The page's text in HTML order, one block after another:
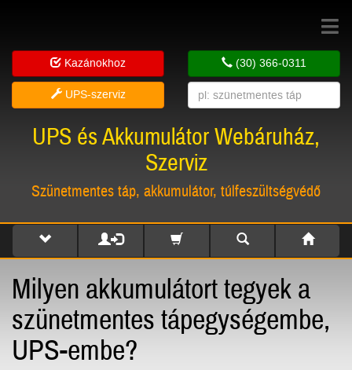
Toggle
Kazánokhoz
UPS-szerviz
(30) 366-0311
UPS és Akkumulátor Webáruház,
Szerviz
Szünetmentes táp, akkumulátor, túlfeszültségvédő
Milyen akkumulátort tegyek a
szünetmentes tápegységembe,
UPS-embe?